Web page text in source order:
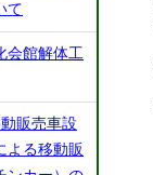
て
会館解体工
販売車設
よる移動販